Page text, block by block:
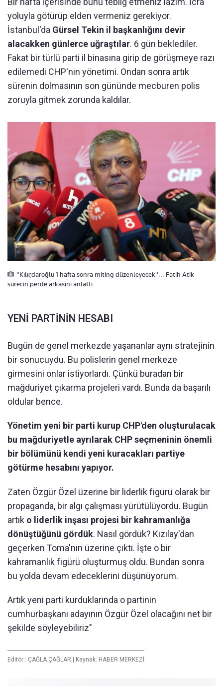
yoluyla götürüp elden vermeniz gerekiyor.
İstanbul'da Gürsel Tekin il başkanlığını devir
alacakken günlerce uğraştılar. 6 gün beklediler.
Fakat bir türlü parti il binasına girip de görüşmeye razı
edilemedi CHP'nin yönetimi. Ondan sonra artık
sürenin dolmasının son gününde mecburen polis
zoruyla gitmek zorunda kaldılar.
"Kılıçdaroğlu 1 hafta sonra miting düzenleyecek"... Fatih Atik
sürecin perde arkasını anlattı
YENİ PARTİNİN HESABI
Bugün de genel merkezde yaşananlar aynı stratejinin
bir sonucuydu. Bu polislerin genel merkeze
girmesini onlar istiyorlardı. Çünkü buradan bir
mağduriyet çıkarma projeleri vardı. Bunda da başarılı
oldular bence.
Yönetim yeni bir parti kurup CHP'den oluşturulacak
bu mağduriyetle ayrılarak CHP seçmeninin önemli
bir bölümünü kendi yeni kuracakları partiye
götürme hesabını yapıyor.
Zaten Özgür Özel üzerine bir liderlik figürü olarak bir
propaganda, bir algı çalışması yürütülüyordu. Bugün
artık o liderlik inşası projesi bir kahramanlığa
dönüştüğünü gördük. Nasıl gördük? Kızılay'dan
geçerken Toma'nın üzerine çıktı. İşte o bir
kahramanlık figürü oluşturmuş oldu. Bundan sonra
bu yolda devam edeceklerini düşünüyorum.
Artık yeni parti kurduklarında o partinin
cumhurbaşkanı adayının Özgür Özel olacağını net bir
şekilde söyleyebiliriz"
Editör : ÇAĞLA ÇAĞLAR Kaynak: HABER MERKEZİ